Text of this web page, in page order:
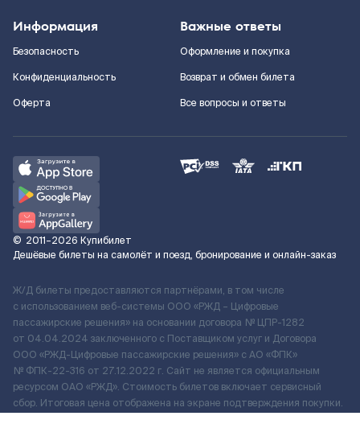
Информация
Безопасность
Конфиденциальность
Оферта
Важные ответы
Оформление и покупка
Возврат и обмен билета
Все вопросы и ответы
© 2011–2026 Купибилет
Дешёвые билеты на самолёт и поезд, бронирование и онлайн-заказ
Ж/Д билеты предоставляются партнёрами, в том числе
с использованием веб-системы ООО «РЖД – Цифровые
пассажирские решения» на основании договора № ЦПР-1282
от 04.04.2024 заключенного с Поставщиком услуг и Договора
ООО «РЖД-Цифровые пассажирские решения» c АО «ФПК»
№ ФПК-22-316 от 27.12.2022 г. Сайт не является официальным
ресурсом ОАО «РЖД». Стоимость билетов включает сервисный
сбор. Итоговая цена отображена на экране подтверждения покупки.